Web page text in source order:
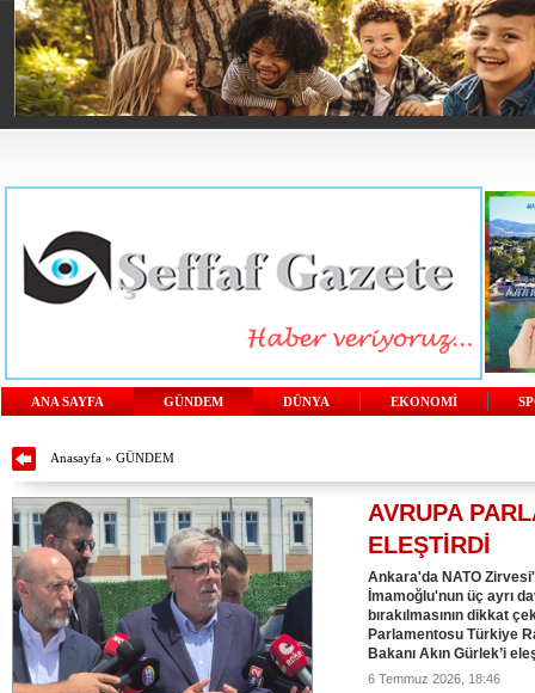
ANA SAYFA GÜNDEM DÜNYA EKONOMİ
Anasayfa » GÜNDEM
AVRUPA
ELEŞTİRDİ
Ankara'da NATO
İmamoğlu'nun üç ayrı
bırakılmasının dikkat
Parlamentosu Türkiye
Bakanı Akın Gürlek’i
6 Temmuz 2026, 18:46